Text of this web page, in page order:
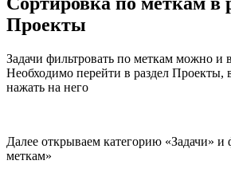
Проекты
Задачи фильтровать по меткам можно и
Необходимо перейти в раздел Проекты,
нажать на него
Далее открываем категорию «Задачи» и
меткам»